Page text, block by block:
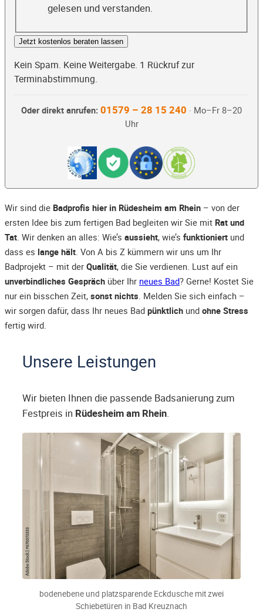
gelesen und verstanden.
Jetzt kostenlos beraten lassen
Kein Spam. Keine Weitergabe. 1 Rückruf zur
Terminabstimmung.
Oder direkt anrufen: 01579 – 28 15 240 · Mo–Fr 8–20
Uhr
Wir sind die Badprofis hier in Rüdesheim am Rhein – von der
ersten Idee bis zum fertigen Bad begleiten wir Sie mit Rat und
Tat. Wir denken an alles: Wie’s aussieht, wie’s funktioniert und
dass es lange hält. Von A bis Z kümmern wir uns um Ihr
Badprojekt – mit der Qualität, die Sie verdienen. Lust auf ein
unverbindliches Gespräch über Ihr neues Bad? Gerne! Kostet Sie
nur ein bisschen Zeit, sonst nichts. Melden Sie sich einfach –
wir sorgen dafür, dass Ihr neues Bad pünktlich und ohne Stress
fertig wird.
Unsere Leistungen
Wir bieten Ihnen die passende Badsanierung zum
Festpreis in Rüdesheim am Rhein.
bodenebene und platzsparende Eckdusche mit zwei
Schiebetüren in Bad Kreuznach